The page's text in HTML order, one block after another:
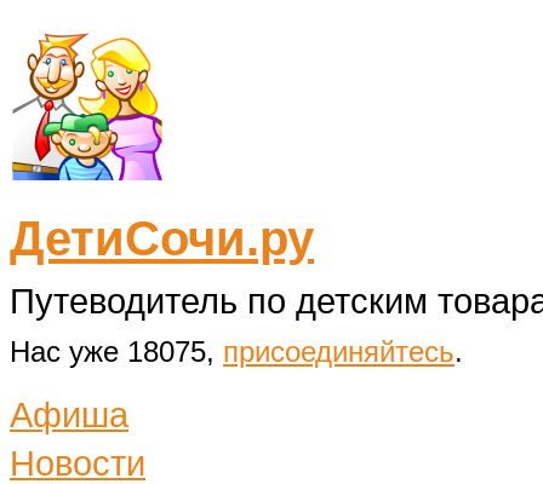
ДетиСочи.ру
Путеводитель по детским
Нас уже 18075, присоединяйтесь.
Афиша
Новости